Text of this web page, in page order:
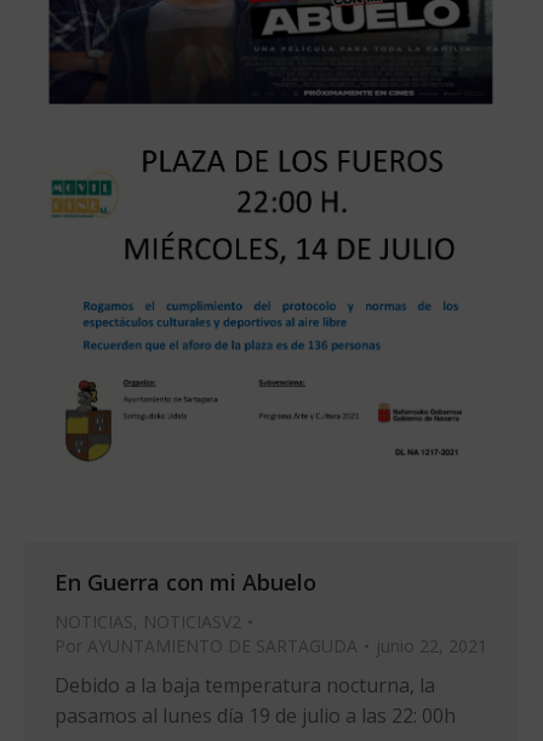
En Guerra con mi Abuelo
NOTICIAS, NOTICIASV2
Por AYUNTAMIENTO DE SARTAGUDA junio 22, 2021
Debido a la baja temperatura nocturna, la
pasamos al lunes día 19 de julio a las 22: 00h